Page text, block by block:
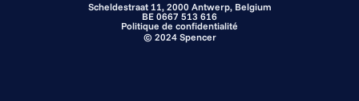
Scheldestraat 11, 2000 Antwerp, Belgium
BE 0667 513 616
Politique de confidentialité
© 2024 Spencer